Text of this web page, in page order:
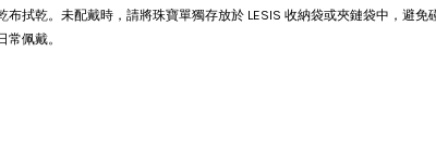
拭乾。 未配戴時，請將珠寶單獨存放於 LESIS 收納袋或夾鏈袋中，避
佩戴。